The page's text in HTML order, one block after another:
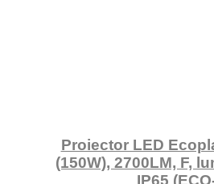
Proiector LED
(150W), 2700LM, F,
IP65